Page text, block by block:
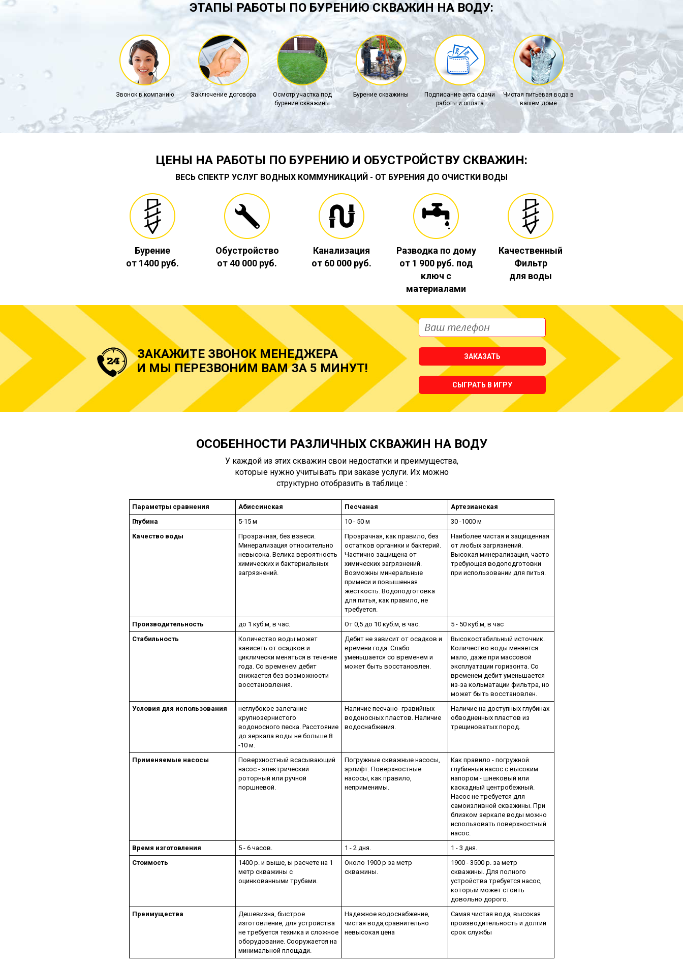
ЭТАПЫ РАБОТЫ ПО БУРЕНИЮ СКВАЖИН НА ВОДУ:
Звонок в компанию Заключение договора
Осмотр участка под
бурение скважины
Бурение скважины
Подписание акта сдачи
работы и оплата
Чистая питьевая вода в
вашем доме
ЦЕНЫ НА РАБОТЫ ПО БУРЕНИЮ И ОБУСТРОЙСТВУ СКВАЖИН:
ВЕСЬ СПЕКТР УСЛУГ ВОДНЫХ КОММУНИКАЦИЙ - ОТ БУРЕНИЯ ДО ОЧИСТКИ ВОДЫ
Бурение
от 1400 руб.
Обустройство
от 40 000 руб.
Канализация
от 60 000 руб.
Разводка по дому
от 1 900 руб. под
ключ с
материалами
Качественный
Фильтр
для воды
ЗАКАЖИТЕ ЗВОНОК МЕНЕДЖЕРА
И МЫ ПЕРЕЗВОНИМ ВАМ ЗА 5 МИНУТ!
ЗАКАЗАТЬ
СЫГРАТЬ В ИГРУ
ОСОБЕННОСТИ РАЗЛИЧНЫХ СКВАЖИН НА ВОДУ
У каждой из этих скважин свои недостатки и преимущества,
которые нужно учитывать при заказе услуги. Их можно
структурно отобразить в таблице :
Параметры сравнения Абиссинская Песчаная
Артезианская
Глубина
5-15 м 10 - 50 м
30 -1000 м
Качество воды
Прозрачная, без взвеси.
Минерализация относительно
невысока. Велика вероятность
химических и бактериальных
загрязнений.
Прозрачная, как правило, без
остатков органики и бактерий.
Частично защищена от
химических загрязнений.
Возможны минеральные
примеси и повышенная
жесткость. Водоподготовка
для питья, как правило, не
требуется.
Наиболее чистая и защищенная
от любых загрязнений.
Высокая минерализация, часто
требующая водоподготовки
при использовании для питья.
Производительность до 1 куб.м, в час. От 0,5 до 10 куб.м, в час.
5 - 50 куб.м, в час
Стабильность
Количество воды может
зависеть от осадков и
циклически меняться в течение
года. Со временем дебит
снижается без возможности
восстановления.
Дебит не зависит от осадков и
времени года. Слабо
уменьшается со временем и
может быть восстановлен.
Высокостабильный источник.
Количество воды меняется
мало, даже при массовой
эксплуатации горизонта. Со
временем дебит уменьшается
из-за кольматации фильтра, но
может быть восстановлен.
Условия для использования
неглубокое залегание
крупнозернистого
водоносного песка. Расстояние
до зеркала воды не больше 8
-10 м.
Наличие песчано- гравийных
водоносных пластов. Наличие
водоснабжения.
Наличие на доступных глубинах
обводненных пластов из
трещиноватых пород.
Применяемые насосы
Поверхностный всасывающий
насос - электрический
роторный или ручной
поршневой.
Погружные скважные насосы,
эрлифт. Поверхностные
насосы, как правило,
неприменимы.
Как правило - погружной
глубинный насос с высоким
напором - шнековый или
каскадный центробежный.
Насос не требуется для
самоизливной скважины. При
близком зеркале воды можно
использовать поверхностный
насос.
Время изготовления
5 - 6 часов. 1 - 2 дня.
1 - 3 дня.
Стоимость
1400 р. и выше, ы расчете на 1
метр скважины с
оцинкованными трубами.
Около 1900 р за метр
скважины.
1900 - 3500 р. за метр
скважины. Для полного
устройства требуется насос,
который может стоить
довольно дорого.
Преимущества
Дешевизна, быстрое
изготовление, для устройства
не требуется техника и сложное
оборудование. Сооружается на
минимальной площади.
Надежное водоснабжение,
чистая вода,сравнительно
невысокая цена
Самая чистая вода, высокая
производительность и долгий
срок службы